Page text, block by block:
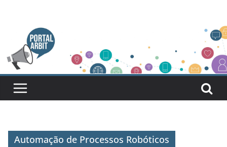
conteúdo
Automação de Processos Robóticos